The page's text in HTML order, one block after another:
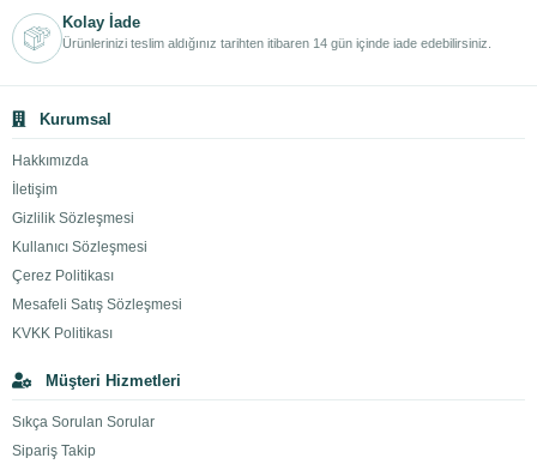
Kolay İade
Ürünlerinizi teslim aldığınız tarihten itibaren 14 gün içinde iade edebilirsiniz.
Kurumsal
Hakkımızda
İletişim
Gizlilik Sözleşmesi
Kullanıcı Sözleşmesi
Çerez Politikası
Mesafeli Satış Sözleşmesi
KVKK Politikası
Müşteri Hizmetleri
Sıkça Sorulan Sorular
Sipariş Takip